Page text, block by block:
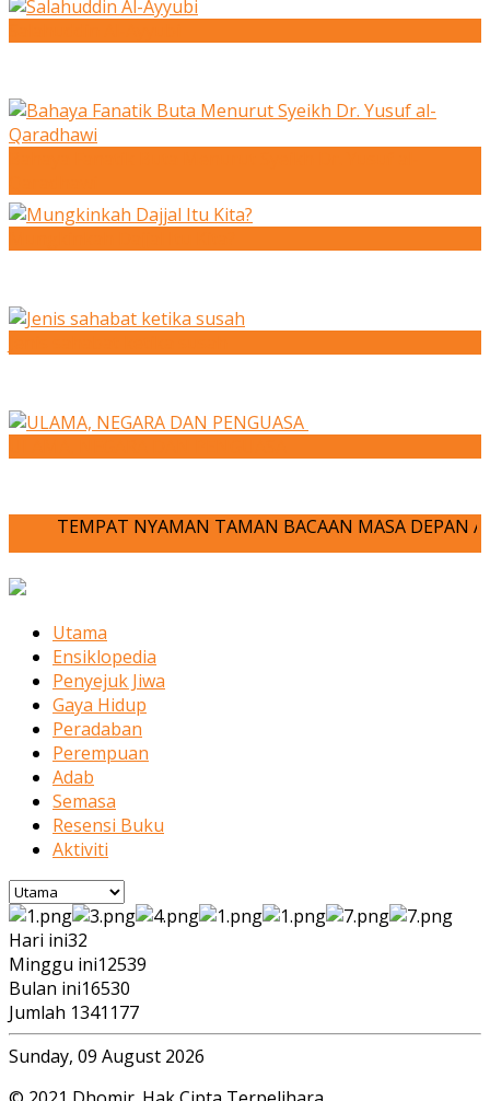
TEMPAT NYAMAN TAMAN BACAAN MASA DEPAN
Utama
Ensiklopedia
Penyejuk Jiwa
Gaya Hidup
Peradaban
Perempuan
Adab
Semasa
Resensi Buku
Aktiviti
Hari ini32
Minggu ini12539
Bulan ini16530
Jumlah 1341177
Sunday, 09 August 2026